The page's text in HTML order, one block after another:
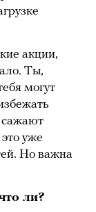
акции,
Ты,
могут
сажают
уже
Но важна
ли?